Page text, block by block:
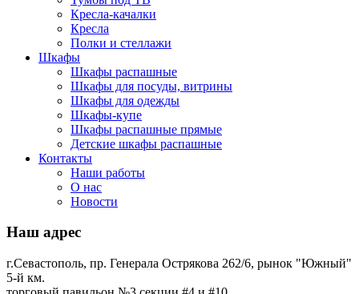
Кресла-качалки
Кресла
Полки и стеллажи
Шкафы
Шкафы распашные
Шкафы для посуды, витрины
Шкафы для одежды
Шкафы-купе
Шкафы распашные прямые
Детские шкафы распашные
Контакты
Наши работы
О нас
Новости
Наш адрес
г.Севастополь, пр. Генерала Острякова 262/6, рынок "Южный"
5-й км.